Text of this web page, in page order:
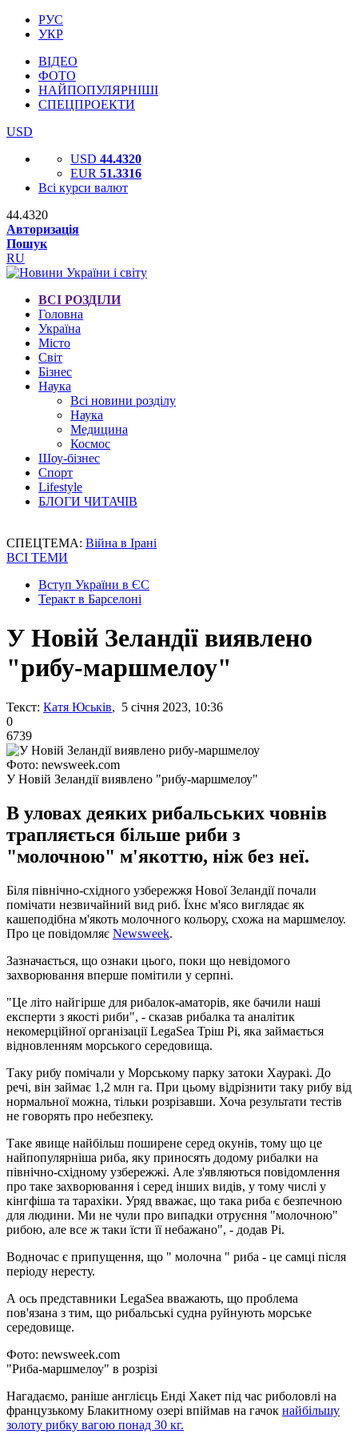
РУС
УКР
ВІДЕО
ФОТО
НАЙПОПУЛЯРНІШІ
СПЕЦПРОЕКТИ
USD
USD 44.4320
EUR 51.3316
Всі курси валют
44.4320
Авторизація
Пошук
RU
ВСІ РОЗДІЛИ
Головна
Україна
Місто
Світ
Бізнес
Наука
Всі новини розділу
Наука
Медицина
Космос
Шоу-бізнес
Спорт
Lifestyle
БЛОГИ ЧИТАЧІВ
СПЕЦТЕМА: Війна в Ірані
ВСІ ТЕМИ
Вступ України в ЄС
Теракт в Барселоні
У Новій Зеландії виявлено
"рибу-маршмелоу"
Текст: Катя Юськів, 5 січня 2023, 10:36
0
6739
Фото: newsweek.com
У Новій Зеландії виявлено "рибу-маршмелоу"
В уловах деяких рибальських човнів
трапляється більше риби з
"молочною" м'якоттю, ніж без неї.
Біля північно-східного узбережжя Нової Зеландії почали
помічати незвичайний вид риб. Їхнє м'ясо виглядає як
кашеподібна м'якоть молочного кольору, схожа на маршмелоу.
Про це повідомляє Newsweek.
Зазначається, що ознаки цього, поки що невідомого
захворювання вперше помітили у серпні.
"Це літо найгірше для рибалок-аматорів, яке бачили наші
експерти з якості риби", - сказав рибалка та аналітик
некомерційної організації LegaSea Тріш Рі, яка займається
відновленням морського середовища.
Таку рибу помічали у Морському парку затоки Хауракі. До
речі, він займає 1,2 млн га. При цьому відрізнити таку рибу від
нормальної можна, тільки розрізавши. Хоча результати тестів
не говорять про небезпеку.
Таке явище найбільш поширене серед окунів, тому що це
найпопулярніша риба, яку приносять додому рибалки на
північно-східному узбережжі. Але з'являються повідомлення
про таке захворювання і серед інших видів, у тому числі у
кінгфіша та тарахіки. Уряд вважає, що така риба є безпечною
для людини. Ми не чули про випадки отруєння "молочною"
рибою, але все ж таки їсти її небажано", - додав Рі.
Водночас є припущення, що " молочна " риба - це самці після
періоду нересту.
А ось представники LegaSea вважають, що проблема
пов'язана з тим, що рибальські судна руйнують морське
середовище.
Фото: newsweek.com
"Риба-маршмелоу" в розрізі
Нагадаємо, раніше англієць Енді Хакет під час риболовлі на
французькому Блакитному озері впіймав на гачок найбільшу
золоту рибку вагою понад 30 кг.